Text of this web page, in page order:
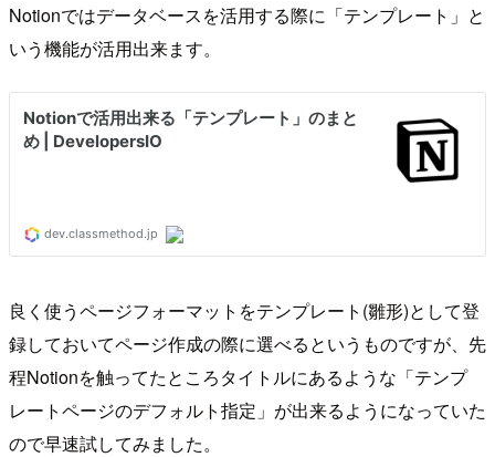
Notionではデータベースを活用する際に「テンプレート」と
いう機能が活用出来ます。
良く使うページフォーマットをテンプレート(雛形)として登
録しておいてページ作成の際に選べるというものですが、先
程Notionを触ってたところタイトルにあるような「テンプ
レートページのデフォルト指定」が出来るようになっていた
ので早速試してみました。